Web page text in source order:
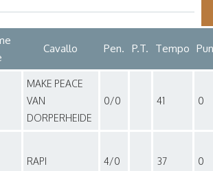
Cavallo Pen. P.T. Tempo
MAKE PEACE
VAN
DORPERHEIDE
0/0 41 0
RAPI 4/0 37 0